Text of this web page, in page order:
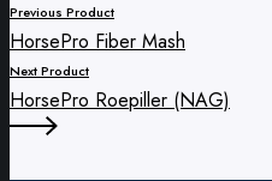
chosen
on
the
product
Previous Product
HorsePro Fiber Mash
Next Product
HorsePro Roepiller (NAG)